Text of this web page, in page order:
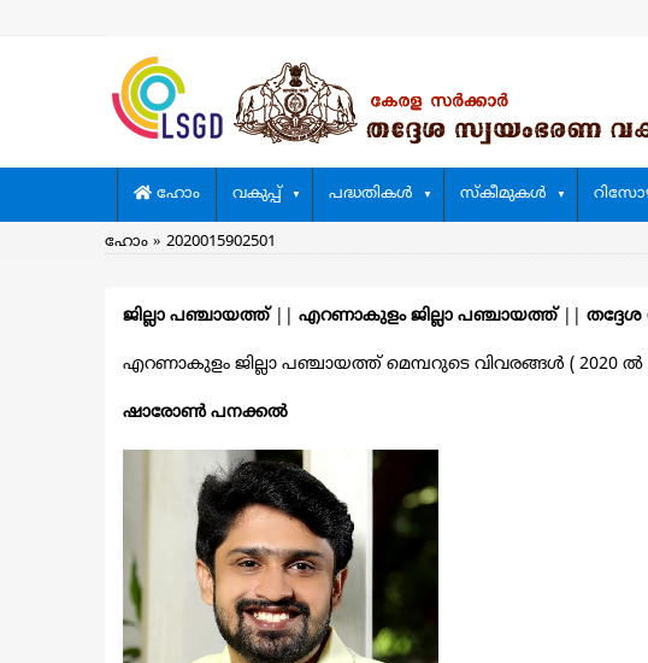
Main
navigation
ഹോം വകുപ്പ് പദ്ധതികള്‍ സ്കീമുകള്‍
Breadcrumb
ഹോം 2020015902501
ജില്ലാ പഞ്ചായത്ത്|| എറണാകുളം ജില്ലാ പഞ്ചായത്ത്
എറണാകുളം ജില്ലാ പഞ്ചായത്ത് മെമ്പറുടെ വിവരങ്ങള്‍ ( 2020 ല്‍
ഷാരോണ്‍ പനക്കല്‍